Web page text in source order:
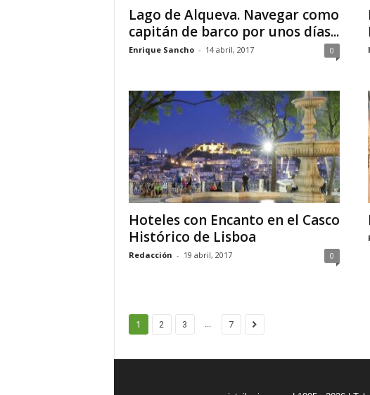
Lago de Alqueva. Navegar como
capitán de barco por unos días...
Enrique Sancho - 14 abril, 2017 0
Hoteles con Encanto en el Casco
Histórico de Lisboa
Redacción - 19 abril, 2017 0
1 2 3 ... 7